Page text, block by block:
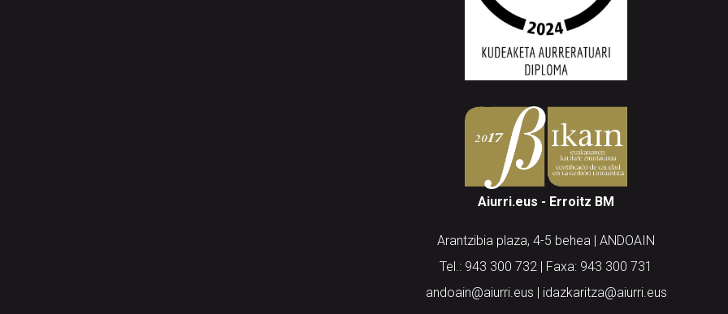
Aiurri.eus - Erroitz BM
Arantzibia plaza, 4-5 behea | ANDOAIN
Tel.: 943 300 732 | Faxa: 943 300 731
andoain@aiurri.eus | idazkaritza@aiurri.eus